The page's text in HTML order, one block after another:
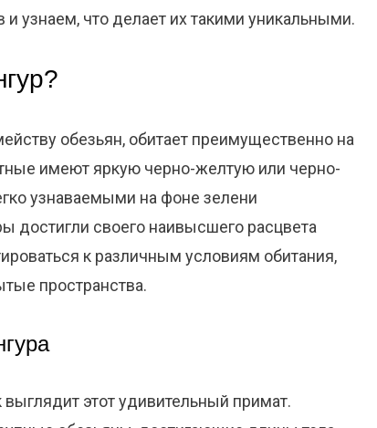
и узнаем, что делает их такими уникальными.
обезьян, обитает преимущественно на
имеют яркую черно-желтую или черно-
узнаваемыми на фоне зелени
достигли своего наивысшего расцвета
к различным условиям обитания,
пространства.
этот удивительный примат.